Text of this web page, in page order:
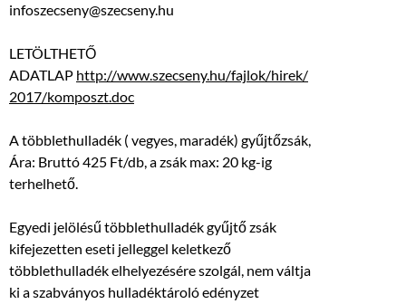
infoszecseny@szecseny.hu
LETÖLTHETŐ
ADATLAP http://www.szecseny.hu/fajlok/hirek/
2017/komposzt.doc
A többlethulladék ( vegyes, maradék) gyűjtőzsák,
Ára: Bruttó 425 Ft/db, a zsák max: 20 kg-ig
terhelhető.
Egyedi jelölésű többlethulladék gyűjtő zsák
kifejezetten eseti jelleggel keletkező
többlethulladék elhelyezésére szolgál, nem váltja
ki a szabványos hulladéktároló edényzet